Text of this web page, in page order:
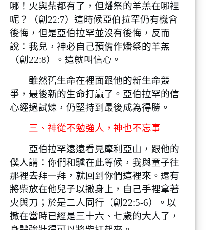
哪！火與柴都有了，但燔祭的羊羔在哪裡
呢？（創22:7）這時候亞伯拉罕仍有機會
後悔，但是亞伯拉罕並沒有後悔，反而
說：我兒，神必自己預備作燔祭的羊羔
（創22:8）。這就叫信心。
雖然舊生命在裡面跟他的新生命競
爭，最後新的生命打贏了。亞伯拉罕的信
心經過試煉，仍堅持到最後成為得勝。
三、神從不勉強人，神也不忘事
亞伯拉罕遠遠看見摩利亞山，跟他的
僕人講：你們和驢在此等候，我與童子往
那裡去拜一拜，就回到你們這裡來。還有
將柴放在他兒子以撒身上，自己手裡拿著
火與刀；於是二人同行（創22:5-6）。以
撒在當時已經是三十六、七歲的大人了，